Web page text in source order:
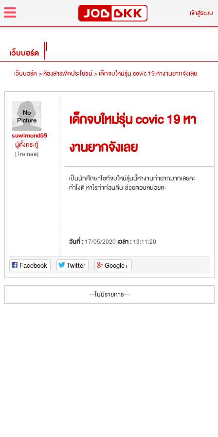
menu
เข้าสู่ระบบ
เว็บบอร์ด
เว็บบอร์ด >ห้องสารพัดประโยชน์ >เด็กจบใหม่รุ่น covic 19 หางานยากจังเลย
suwimond59
ผู้ตั้งกระทู้
[Trainee]
เด็กจบใหม่รุ่น covic 19 หา
งานยากจังเลย
เป็นนักศึกษาไอทีจบใหม่รุ่นนี้หางานทำยากมากเลยคะ
ทำไงดี หาไรทำก่อนดีนะช่วยตอบหน่อยคะ
วันที่ :17/05/2020เวลา :13:11:20
Facebook Twitter Google+
--ไม่มีรายการ--